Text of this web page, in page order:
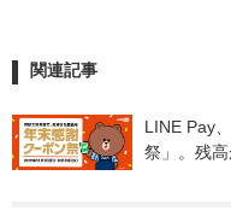
関連記事
LINE Pay
祭」。残